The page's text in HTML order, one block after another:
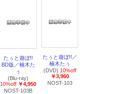
たぅと遊ぼ!!
BD版／楠木た
ぅ
(Blu-ray)
10%off ￥4,950
NOST-103B
たぅと遊ぼ!!／
楠木たぅ
(DVD)10%off
￥3,960
NOST-103